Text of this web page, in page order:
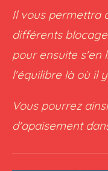
Il vous permettra
différents
pour ensuite s'en
l'équilibre là où il
Vous pourrez
d'apaisement